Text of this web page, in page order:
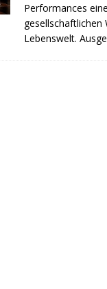
Performances
gesellschaftlichen
Lebenswelt.